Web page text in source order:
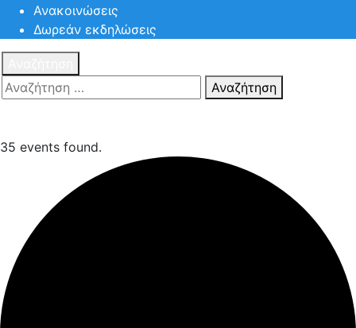
Ανακοινώσεις
Δωρεάν εκδηλώσεις
Αναζήτηση
35 events found.